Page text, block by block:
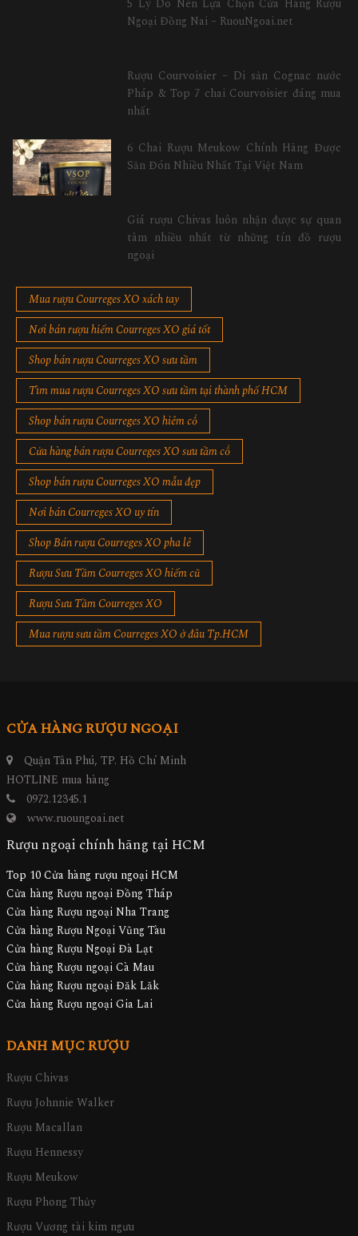
5 Lý Do Nên Lựa Chọn Cửa Hàng Rượu
Ngoại Đồng Nai – RuouNgoai.net
Rượu Courvoisier – Di sản Cognac nước
Pháp & Top 7 chai Courvoisier đáng mua
nhất
6 Chai Rượu Meukow Chính Hãng Được
Săn Đón Nhiều Nhất Tại Việt Nam
Giá rượu Chivas luôn nhận được sự quan
tâm nhiều nhất từ những tín đồ rượu
ngoại
Mua rượu Courreges XO xách tay
Nơi bán rượu hiếm Courreges XO giá tốt
Shop bán rượu Courreges XO sưu tầm
Tìm mua rượu Courreges XO sưu tầm tại thành phố HCM
Shop bán rượu Courreges XO hiêm cổ
Cửa hàng bán rượu Courreges XO sưu tầm cổ
Shop bán rượu Courreges XO mẫu đẹp
Nơi bán Courreges XO uy tín
Shop Bán rượu Courreges XO pha lê
Rượu Sưu Tầm Courreges XO hiếm cũ
Rượu Sưu Tầm Courreges XO
Mua rượu sưu tầm Courreges XO ở đâu Tp.HCM
CỬA HÀNG RƯỢU NGOẠI
Quận Tân Phú, TP. Hồ Chí Minh
HOTLINE mua hàng
0972.12345.1
www.ruoungoai.net
Rượu ngoại chính hãng tại HCM
Top 10 Cửa hàng rượu ngoại HCM
Cửa hàng Rượu ngoại Đồng Tháp
Cửa hàng Rượu ngoại Nha Trang
Cửa hàng Rượu Ngoại Vũng Tàu
Cửa hàng Rượu Ngoại Đà Lạt
Cửa hàng Rượu ngoại Cà Mau
Cửa hàng Rượu ngoại Đăk Lăk
Cửa hàng Rượu ngoại Gia Lai
DANH MỤC RƯỢU
Rượu Chivas
Rượu Johnnie Walker
Rượu Macallan
Rượu Hennessy
Rượu Meukow
Rượu Phong Thủy
Rượu Vương tài kim ngưu